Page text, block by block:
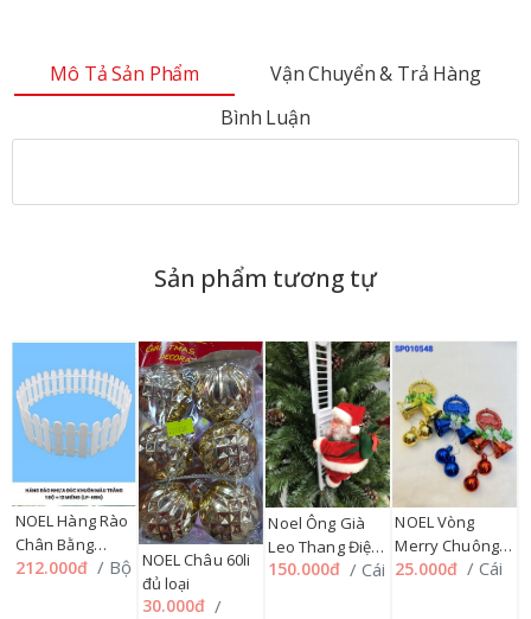
Mô Tả Sản Phẩm
Vận Chuyển & Trả Hàng
Bình Luận
Sản phẩm tương tự
NOEL Hàng Rào
Chân Bằng
Nhựa Đúc
212.000đ / Bộ NOEL Châu 60li
đủ loại
30.000đ /
Noel Ông Già
Leo Thang Điện
Tử SP010278,
150.000đ / Cái
NOEL Vòng
Merry Chuông
40 li KT145
25.000đ / Cái